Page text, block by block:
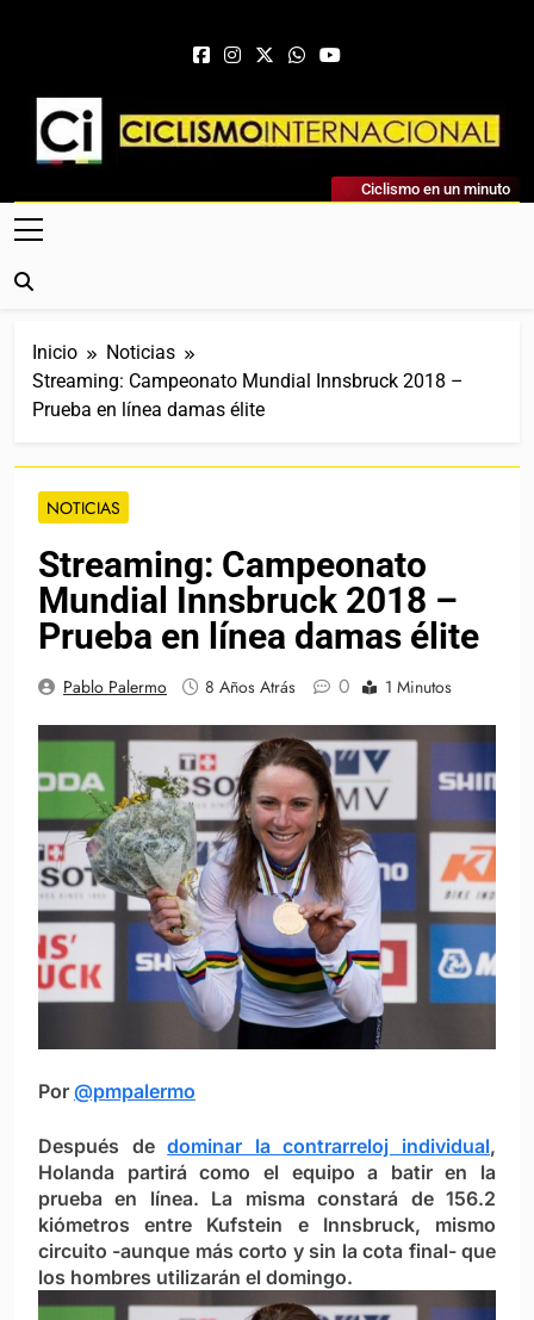
Ciclismo Internacional
Web Dedicada Al Ciclismo Mundial. Entrevistas, Análisis,
Crónicas, Previas Y Más. La Web Ciclista De Referencia.
Ciclismo en un minuto
Inicio
Noticias
Streaming: Campeonato Mundial Innsbruck 2018 –
Prueba en línea damas élite
NOTICIAS
Streaming: Campeonato
Mundial Innsbruck 2018 –
Prueba en línea damas élite
Pablo Palermo 8 Años Atrás 0 1 Minutos
Por @pmpalermo
Después dedominar la contrarreloj individual,
Holanda partirá como el equipo a batir en la
prueba en línea. La misma constará de 156.2
kiómetros entre Kufstein e Innsbruck, mismo
circuito -aunque más corto y sin la cota final- que
los hombres utilizarán el domingo.